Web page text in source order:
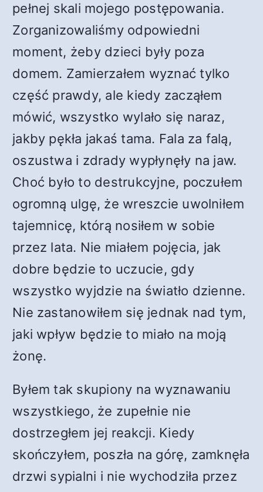
pełnej skali mojego postępowania.
Zorganizowaliśmy odpowiedni
moment, żeby dzieci były poza
domem. Zamierzałem wyznać tylko
część prawdy, ale kiedy zacząłem
mówić, wszystko wylało się naraz,
jakby pękła jakaś tama. Fala za falą,
oszustwa i zdrady wypłynęły na jaw.
Choć było to destrukcyjne, poczułem
ogromną ulgę, że wreszcie uwolniłem
tajemnicę, którą nosiłem w sobie
przez lata. Nie miałem pojęcia, jak
dobre będzie to uczucie, gdy
wszystko wyjdzie na światło dzienne.
Nie zastanowiłem się jednak nad tym,
jaki wpływ będzie to miało na moją
żonę.
Byłem tak skupiony na wyznawaniu
wszystkiego, że zupełnie nie
dostrzegłem jej reakcji. Kiedy
skończyłem, poszła na górę, zamknęła
drzwi sypialni i nie wychodziła przez